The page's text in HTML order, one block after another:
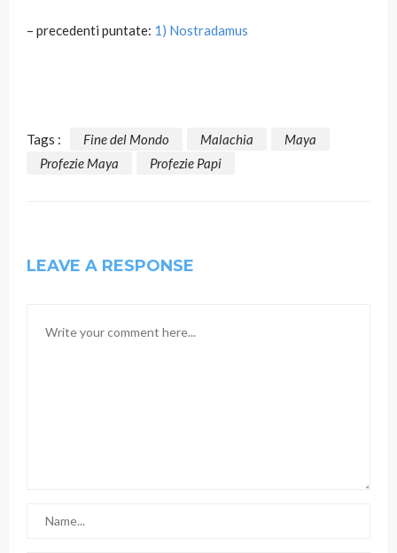
– precedenti puntate: 1) Nostradamus
Tags : Fine del Mondo Malachia
Maya
Profezie Maya
Profezie Papi
LEAVE A RESPONSE